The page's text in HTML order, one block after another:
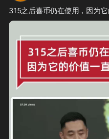
315之后喜币仍在使用，因为它